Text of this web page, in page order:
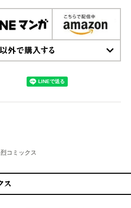
コミックス